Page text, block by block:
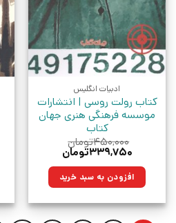
ادبیات انگلیس
کتاب رولت روسی | انتشارات
موسسه فرهنگی هنری جهان
کتاب
۴۵۰,۰۰۰تومان
قیمت
۴۵۰,۰۰۰تومان
بود.
۳۳۹,۷۵۰تومان
۳۳۹,۷۵۰تومان.افزودن به سبد خرید